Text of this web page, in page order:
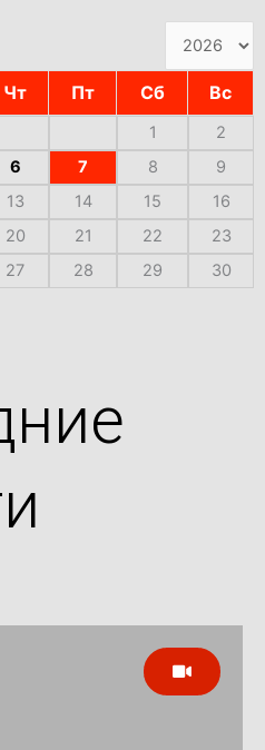
Чт Пт Сб Вс
1
2
6 7 8
9
13 14 15
16
20 21 22
23
27 28 29
30